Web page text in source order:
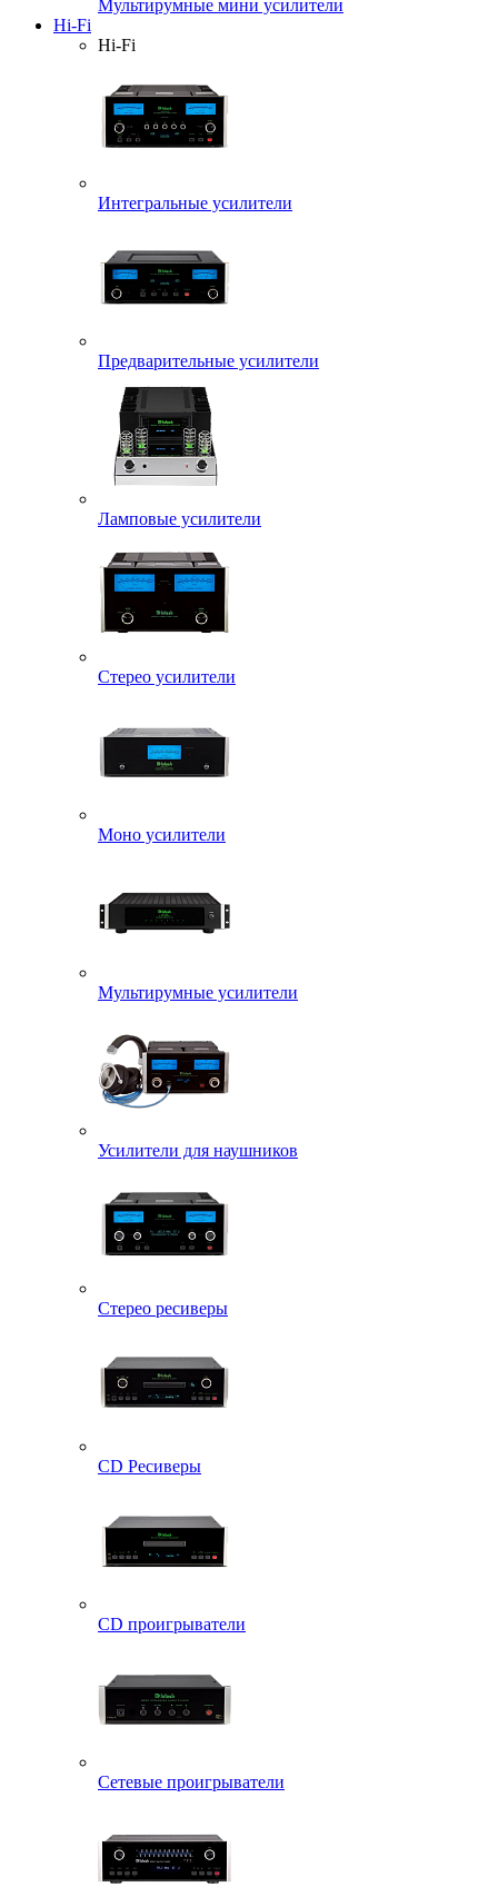
Мультирумные мини усилители
Hi-Fi
Hi-Fi
Интегральные усилители
Предварительные усилители
Ламповые усилители
Стерео усилители
Моно усилители
Мультирумные усилители
Усилители для наушников
Стерео ресиверы
CD Ресиверы
CD проигрыватели
Сетевые проигрыватели